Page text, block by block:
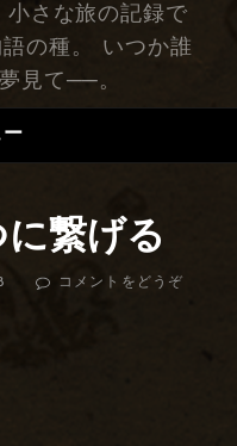
さな旅の記録で
の種。 いつか誰
見て──。
繋げる
コメントをどうぞ